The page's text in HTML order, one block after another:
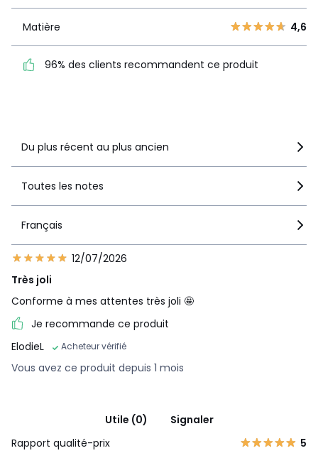
1
4,6
recommandent ce produit
Matière 4,6
96% des clients recommandent ce produit
Du plus récent au plus ancien
Toutes les notes
Français
12/07/2026
Très joli
Conforme à mes attentes très joli 🤩
Je recommande ce produit
ElodieL
Acheteur vérifié
Vous avez ce produit depuis 1 mois
Utile (0)
Signaler
Rapport qualité-prix
5